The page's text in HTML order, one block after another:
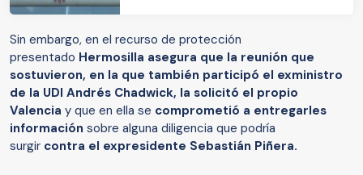
Sin embargo, en el recurso de protección
presentado Hermosilla asegura que la reunión que
sostuvieron, en la que también participó el exministro
de la UDI Andrés Chadwick, la solicitó el propio
Valencia y que en ella se comprometió a entregarles
información sobre alguna diligencia que podría
surgir contra el expresidente Sebastián Piñera.